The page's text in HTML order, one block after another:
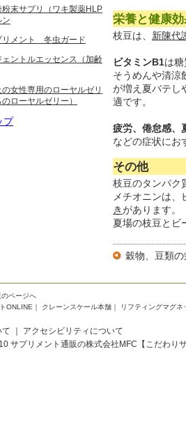
栄養と健康
枝豆は、 新陳代
ビタミンB1は
そうめんや清涼
が増え夏バテし
適です。
疲労、倦怠感、
などの症状にお
その他
枝豆のタンパク
メチオニンは、
きがあります。
夏場の枝豆とビ
穀物、豆類
末サプリ（ワキ製薬HLP
ン
リメント 冬虫ガード
ントルエッセンス（加齢
女性専用のローヤルゼリ
ローヤルゼリー）
プ
のページへ
ONLINE ｜ クレーンスケール本舗 ｜ リフティングマグネ
て
アクセシビリティについて
サプリメント通販の株式会社MFC【こだわり